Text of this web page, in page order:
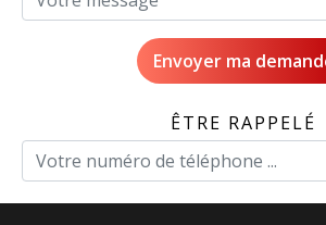
ÊTRE RAPPELÉ